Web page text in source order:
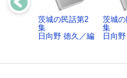
茨城の民話第2
集
日向野 徳久／編
茨城
集
日向